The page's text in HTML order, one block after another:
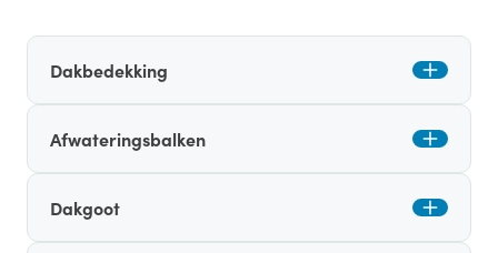
Dakbedekking
Afwateringsbalken
Dakgoot